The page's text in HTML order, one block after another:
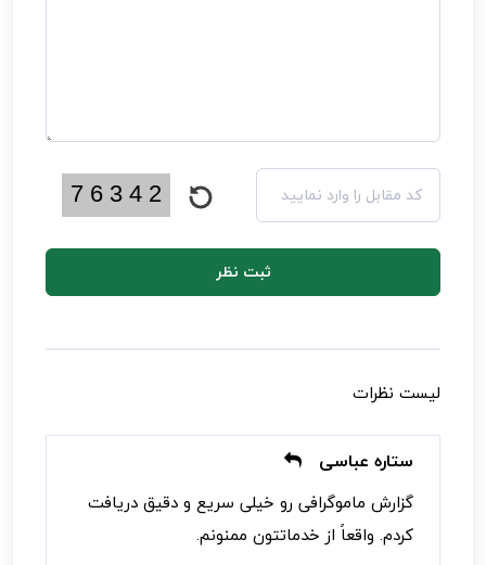
ثبت نظر
لیست نظرات
ستاره عباسی
گزارش ماموگرافی رو خیلی سریع و دقیق دریافت
کردم. واقعاً از خدماتتون ممنونم.